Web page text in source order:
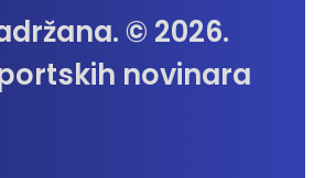
© 2026.
novinara